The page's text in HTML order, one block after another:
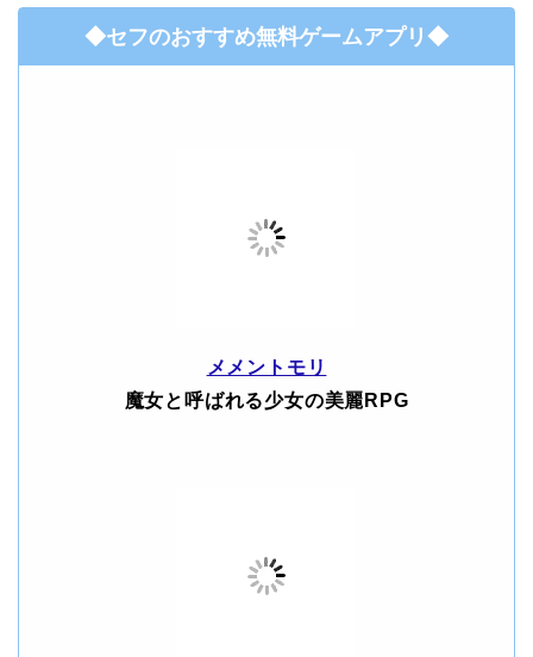
◆セフのおすすめ無料ゲームアプリ◆
メメントモリ
魔女と呼ばれる少女の美麗RPG